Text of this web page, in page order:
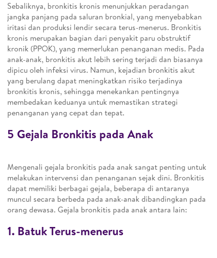
Sebaliknya, bronkitis kronis menunjukkan peradangan
jangka panjang pada saluran bronkial, yang menyebabkan
iritasi dan produksi lendir secara terus-menerus. Bronkitis
kronis merupakan bagian dari penyakit paru obstruktif
kronik (PPOK), yang memerlukan penanganan medis. Pada
anak-anak, bronkitis akut lebih sering terjadi dan biasanya
dipicu oleh infeksi virus. Namun, kejadian bronkitis akut
yang berulang dapat meningkatkan risiko terjadinya
bronkitis kronis, sehingga menekankan pentingnya
membedakan keduanya untuk memastikan strategi
penanganan yang cepat dan tepat.
5 Gejala Bronkitis pada Anak
Mengenali gejala bronkitis pada anak sangat penting untuk
melakukan intervensi dan penanganan sejak dini. Bronkitis
dapat memiliki berbagai gejala, beberapa di antaranya
muncul secara berbeda pada anak-anak dibandingkan pada
orang dewasa. Gejala bronkitis pada anak antara lain:
1. Batuk Terus-menerus